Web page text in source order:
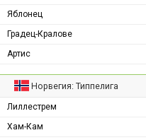
Яблонец
Градец-Кралове
Артис
Норвегия: Типпелига
Лиллестрем
Хам-Кам